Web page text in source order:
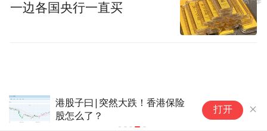
港股子曰|突然大跌！香港保险
股怎么了？
打开
一边各国央行一直买